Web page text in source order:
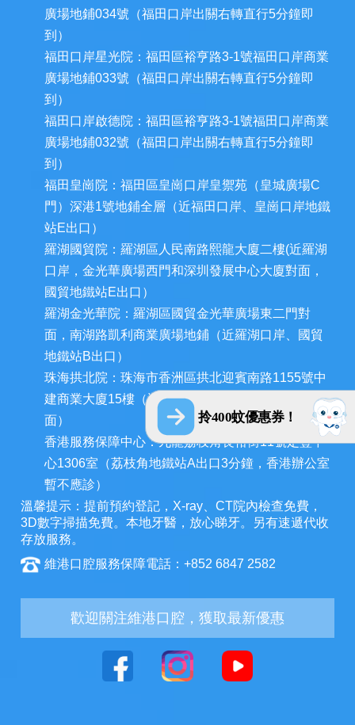
拎400蚊優惠券！
廣場地鋪034號（福田口岸出關右轉直行5分鐘即
到）
福田口岸星光院：福田區裕亨路3-1號福田口岸商業
廣場地鋪033號（福田口岸出關右轉直行5分鐘即
到）
福田口岸啟德院：福田區裕亨路3-1號福田口岸商業
廣場地鋪032號（福田口岸出關右轉直行5分鐘即
到）
福田皇崗院：福田區皇崗口岸皇禦苑（皇城廣場C
門）深港1號地鋪全層（近福田口岸、皇崗口岸地鐵
站E出口）
羅湖國貿院：羅湖區人民南路熙龍大廈二樓(近羅湖
口岸，金光華廣場西門和深圳發展中心大廈對面，
國貿地鐵站E出口）
羅湖金光華院：羅湖區國貿金光華廣場東二門對
面，南湖路凱利商業廣場地鋪（近羅湖口岸、國貿
地鐵站B出口）
珠海拱北院：珠海市香洲區拱北迎賓南路1155號中
建商業大廈15樓（近拱北口岸，迎賓百貨廣場對
面）
香港服務保障中心：九龍荔枝角長裕街11號定豐中
心1306室（荔枝角地鐵站A出口3分鐘，香港辦公室
暫不應診）
溫馨提示：提前預約登記，X-ray、CT院內檢查免費，
3D數字掃描免費。本地牙醫，放心睇牙。另有速遞代收
存放服務。
維港口腔服務保障電話：+852 6847 2582
歡迎關注維港口腔，獲取最新優惠